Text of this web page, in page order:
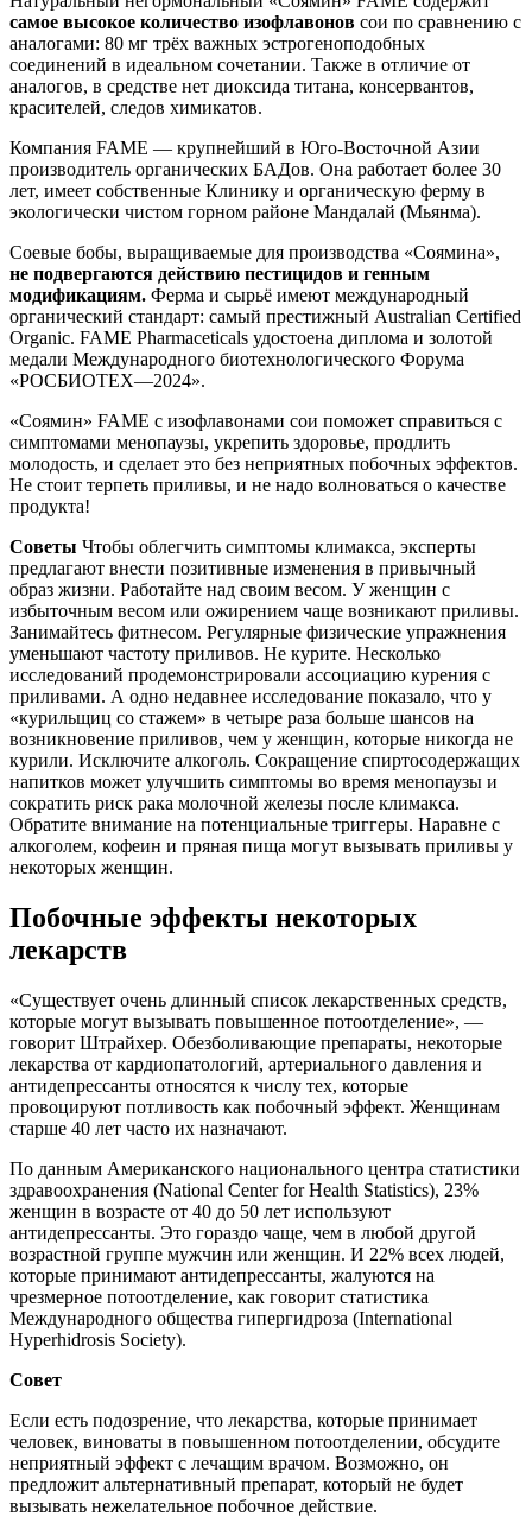
самое высокое количество изофлавонов сои по сравнению с
аналогами: 80 мг трёх важных эстрогеноподобных
соединений в идеальном сочетании. Также в отличие от
аналогов, в средстве нет диоксида титана, консервантов,
красителей, следов химикатов.
Компания FAME — крупнейший в Юго-Восточной Азии
производитель органических БАДов. Она работает более 30
лет, имеет собственные Клинику и органическую ферму в
экологически чистом горном районе Мандалай (Мьянма).
Соевые бобы, выращиваемые для производства «Соямина»,
не подвергаются действию пестицидов и генным
модификациям. Ферма и сырьё имеют международный
органический стандарт: самый престижный Australian Certified
Organic. FAME Pharmaceticals удостоена диплома и золотой
медали Международного биотехнологического Форума
«РОСБИОТЕХ—2024».
«Соямин» FAME с изофлавонами сои поможет справиться с
симптомами менопаузы, укрепить здоровье, продлить
молодость, и сделает это без неприятных побочных эффектов.
Не стоит терпеть приливы, и не надо волноваться о качестве
продукта!
Советы Чтобы облегчить симптомы климакса, эксперты
предлагают внести позитивные изменения в привычный
образ жизни. Работайте над своим весом. У женщин с
избыточным весом или ожирением чаще возникают приливы.
Занимайтесь фитнесом. Регулярные физические упражнения
уменьшают частоту приливов. Не курите. Несколько
исследований продемонстрировали ассоциацию курения с
приливами. А одно недавнее исследование показало, что у
«курильщиц со стажем» в четыре раза больше шансов на
возникновение приливов, чем у женщин, которые никогда не
курили. Исключите алкоголь. Сокращение спиртосодержащих
напитков может улучшить симптомы во время менопаузы и
сократить риск рака молочной железы после климакса.
Обратите внимание на потенциальные триггеры. Наравне с
алкоголем, кофеин и пряная пища могут вызывать приливы у
некоторых женщин.
Побочные эффекты некоторых
лекарств
«Существует очень длинный список лекарственных средств,
которые могут вызывать повышенное потоотделение», —
говорит Штрайхер. Обезболивающие препараты, некоторые
лекарства от кардиопатологий, артериального давления и
антидепрессанты относятся к числу тех, которые
провоцируют потливость как побочный эффект. Женщинам
старше 40 лет часто их назначают.
По данным Американского национального центра статистики
здравоохранения (National Center for Health Statistics), 23%
женщин в возрасте от 40 до 50 лет используют
антидепрессанты. Это гораздо чаще, чем в любой другой
возрастной группе мужчин или женщин. И 22% всех людей,
которые принимают антидепрессанты, жалуются на
чрезмерное потоотделение, как говорит статистика
Международного общества гипергидроза (International
Hyperhidrosis Society).
Совет
Если есть подозрение, что лекарства, которые принимает
человек, виноваты в повышенном потоотделении, обсудите
неприятный эффект с лечащим врачом. Возможно, он
предложит альтернативный препарат, который не будет
вызывать нежелательное побочное действие.